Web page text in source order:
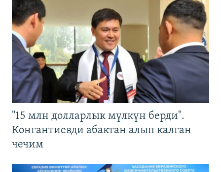
"15 млн долларлык мүлкүн берди".
Конгантиевди абактан алып калган
чечим